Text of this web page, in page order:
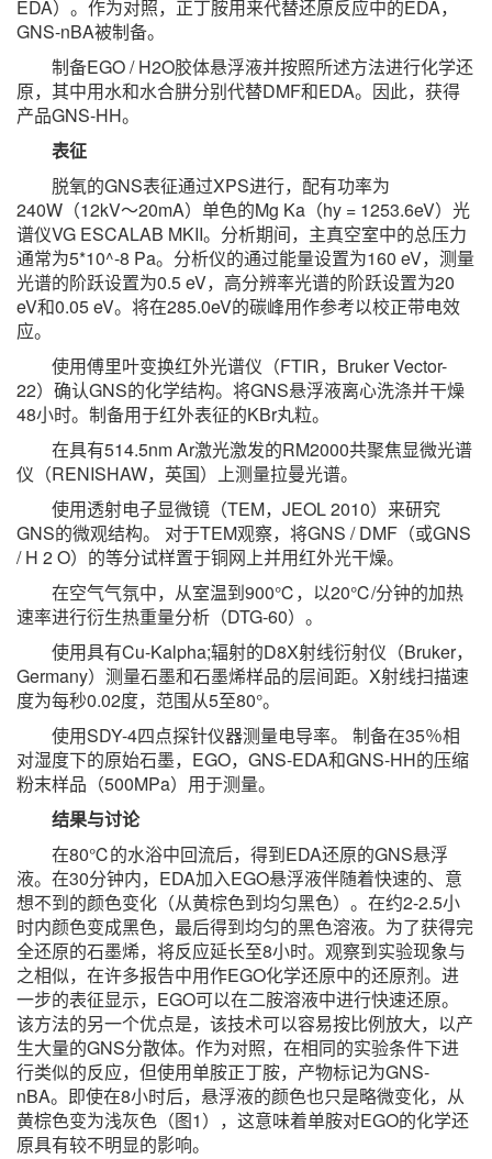
EDA）。作为对照，正丁胺用来代替还原反应中的EDA，
GNS-nBA被制备。
制备EGO / H2O胶体悬浮液并按照所述方法进行化学还
原，其中用水和水合肼分别代替DMF和EDA。因此，获得
产品GNS-HH。
表征
脱氧的GNS表征通过XPS进行，配有功率为
240W（12kV〜20mA）单色的Mg Ka（hy = 1253.6eV）光
谱仪VG ESCALAB MKII。分析期间，主真空室中的总压力
通常为5*10^-8 Pa。分析仪的通过能量设置为160 eV，测量
光谱的阶跃设置为0.5 eV，高分辨率光谱的阶跃设置为20
eV和0.05 eV。将在285.0eV的碳峰用作参考以校正带电效
应。
使用傅里叶变换红外光谱仪（FTIR，Bruker Vector-
22）确认GNS的化学结构。将GNS悬浮液离心洗涤并干燥
48小时。制备用于红外表征的KBr丸粒。
在具有514.5nm Ar激光激发的RM2000共聚焦显微光谱
仪（RENISHAW，英国）上测量拉曼光谱。
使用透射电子显微镜（TEM，JEOL 2010）来研究
GNS的微观结构。 对于TEM观察，将GNS / DMF（或GNS
/ H 2 O）的等分试样置于铜网上并用红外光干燥。
在空气气氛中，从室温到900℃，以20℃/分钟的加热
速率进行衍生热重量分析（DTG-60）。
使用具有Cu-Kalpha;辐射的D8X射线衍射仪（Bruker，
Germany）测量石墨和石墨烯样品的层间距。X射线扫描速
度为每秒0.02度，范围从5至80°。
使用SDY-4四点探针仪器测量电导率。 制备在35％相
对湿度下的原始石墨，EGO，GNS-EDA和GNS-HH的压缩
粉末样品（500MPa）用于测量。
结果与讨论
在80℃的水浴中回流后，得到EDA还原的GNS悬浮
液。在30分钟内，EDA加入EGO悬浮液伴随着快速的、意
想不到的颜色变化（从黄棕色到均匀黑色）。在约2-2.5小
时内颜色变成黑色，最后得到均匀的黑色溶液。为了获得完
全还原的石墨烯，将反应延长至8小时。观察到实验现象与
之相似，在许多报告中用作EGO化学还原中的还原剂。进
一步的表征显示，EGO可以在二胺溶液中进行快速还原。
该方法的另一个优点是，该技术可以容易按比例放大，以产
生大量的GNS分散体。作为对照，在相同的实验条件下进
行类似的反应，但使用单胺正丁胺，产物标记为GNS-
nBA。即使在8小时后，悬浮液的颜色也只是略微变化，从
黄棕色变为浅灰色（图1），这意味着单胺对EGO的化学还
原具有较不明显的影响。